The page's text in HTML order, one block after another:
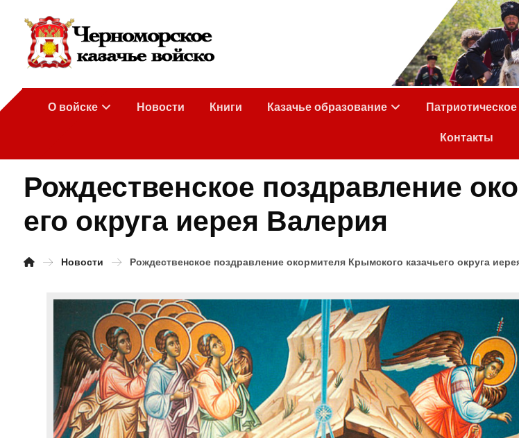
О войске Новости Книги Казачье образование
Контакты
Рождественское поздравление
его округа иерея Валерия
Новости Рождественское поздравление окормителя Крымского казачьего округа